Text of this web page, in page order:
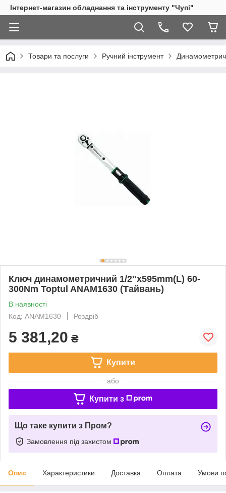
Інтернет-магазин обладнання та інструменту "Чупі"
Товари та послуги Ручний інструмент
Ключ динамометричний 1/2"x595mm(L) 60-
300Nm Toptul ANAM1630 (Тайвань)
В наявності
Код: ANAM1630
Роздріб
5 381,20 ₴
Купити
або
Купити з
Що таке купити з Пром?
Замовлення під захистом
Опис Характеристики Доставка Оплата Умови